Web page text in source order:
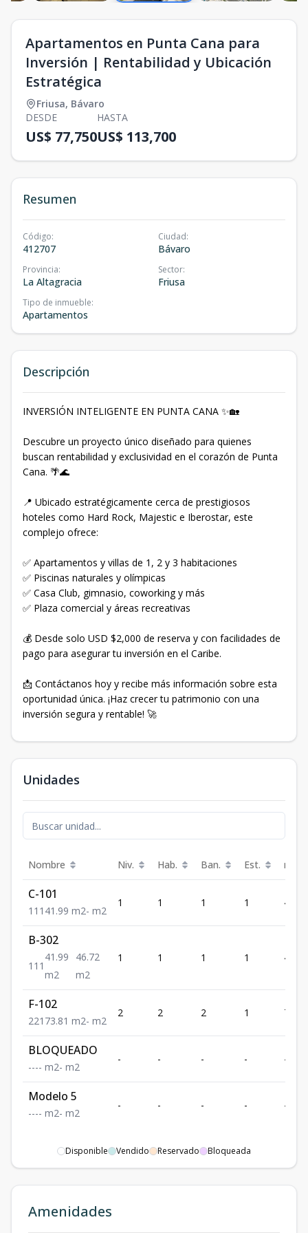
Apartamentos en Punta Cana para
Inversión | Rentabilidad y Ubicación
Estratégica
Friusa, Bávaro
DESDE
US$ 77,750
HASTA
US$ 113,700
Resumen
Código:
412707
Ciudad:
Bávaro
Provincia:
La Altagracia
Sector:
Friusa
Tipo de inmueble:
Apartamentos
Descripción
INVERSIÓN INTELIGENTE EN PUNTA CANA ✨🏡
Descubre un proyecto único diseñado para quienes
buscan rentabilidad y exclusividad en el corazón de Punta
Cana. 🌴🌊
📍 Ubicado estratégicamente cerca de prestigiosos
hoteles como Hard Rock, Majestic e Iberostar, este
complejo ofrece:
✅ Apartamentos y villas de 1, 2 y 3 habitaciones
✅ Piscinas naturales y olímpicas
✅ Casa Club, gimnasio, coworking y más
✅ Plaza comercial y áreas recreativas
💰 Desde solo USD $2,000 de reserva y con facilidades de
pago para asegurar tu inversión en el Caribe.
📩 Contáctanos hoy y recibe más información sobre esta
oportunidad única. ¡Haz crecer tu patrimonio con una
inversión segura y rentable! 🚀
Unidades
Nombre Niv. Hab. Ban. Est. m²
C-101
1 1 1 41.99 m2- m2
1 1 1 1 41.99
B-302
1 1 1
41.99
m2
46.72
m2
1 1 1 1 41.99
F-102
221 73.81 m2- m2
2 2 2 1 73.81
BLOQUEADO
---- m2- m2
- - - - -
Modelo 5
---- m2- m2
- - - - -
Disponible Vendido Reservado Bloqueada
Amenidades